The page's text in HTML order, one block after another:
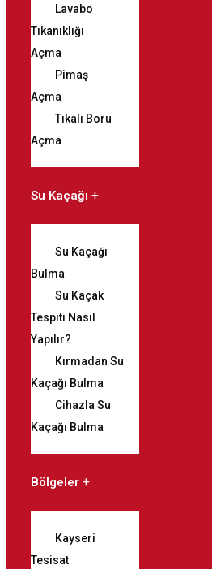
Lavabo
Tıkanıklığı
Açma
Pimaş
Açma
Tıkalı Boru
Açma
Su Kaçağı
Su Kaçağı
Bulma
Su Kaçak
Tespiti Nasıl
Yapılır?
Kırmadan Su
Kaçağı Bulma
Cihazla Su
Kaçağı Bulma
Bölgeler
Kayseri
Tesisat